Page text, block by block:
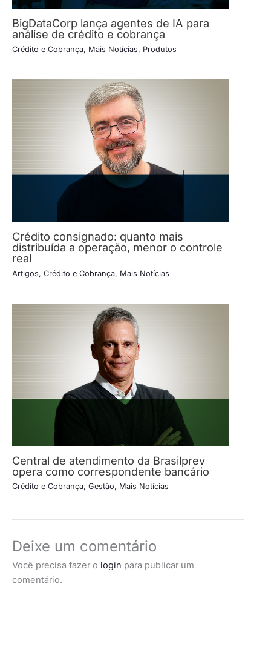
BigDataCorp lança agentes de IA para
análise de crédito e cobrança
Crédito e Cobrança, Mais Notícias, Produtos
Crédito consignado: quanto mais
distribuída a operação, menor o controle
real
Artigos, Crédito e Cobrança, Mais Notícias
Central de atendimento da Brasilprev
opera como correspondente bancário
Crédito e Cobrança, Gestão, Mais Notícias
Deixe um comentário
Você precisa fazer o login para publicar um
comentário.